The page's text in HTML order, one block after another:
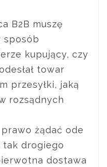
B2B muszę
sposób
kupujący, czy
towar
przesyłki, jaką
rozsądnych
żądać ode
tak drogiego
dostawa